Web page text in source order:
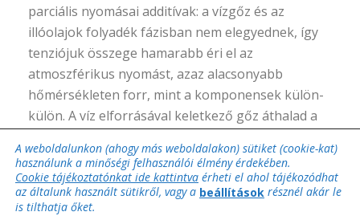
parciális nyomásai additívak: a vízgőz és az
illóolajok folyadék fázisban nem elegyednek, így
tenziójuk összege hamarabb éri el az
atmoszférikus nyomást, azaz alacsonyabb
hőmérsékleten forr, mint a komponensek külön-
külön. A víz elforrásával keletkező gőz áthalad a
hűtőben lekondenzálódik az illóolajos gőz, majd a
szeparátorban elválasztható egymástól a víz és az
illóolaj.
A weboldalunkon (ahogy más weboldalakon) sütiket (cookie-kat)
használunk a minőségi felhasználói élmény érdekében.
Cookie tájékoztatónkat ide kattintva érheti el ahol tájékozódhat
az általunk használt sütikről, vagy a beállítások résznél akár le
is tilthatja őket.